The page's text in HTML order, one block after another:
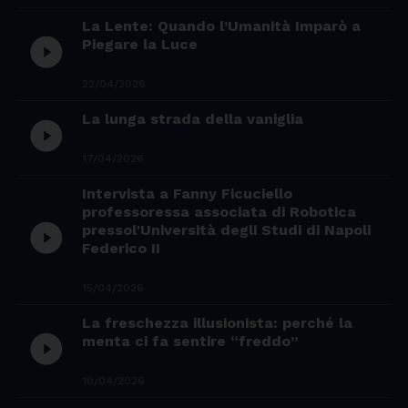
play_circle_filled
La Lente: Quando l’Umanità Imparò a
Piegare la Luce
play_circle_filled La lunga strada della vaniglia
play_circle_filled
Intervista a Fanny Ficuciello
professoressa associata di Robotica
pressol'Università degli Studi di Napoli
Federico II
play_circle_filled
La freschezza illusionista: perché la
menta ci fa sentire “freddo”